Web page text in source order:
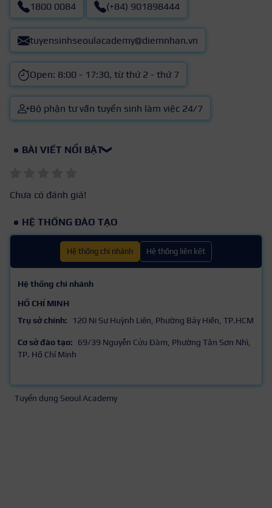
1800 0084 (+84) 901898444
tuyensinhseoulacademy@diemnhan.vn
Open: 8:00 - 17:30, từ thứ 2 - thứ 7
Bộ phận tư vấn tuyển sinh làm việc 24/7
BÀI VIẾT NỔI BẬT❯
Chưa có đánh giá!
HỆ THỐNG ĐÀO TẠO
Hệ thống chi nhánh Hệ thống liên kết
Hệ thống chi nhánh
HỒ CHÍ MINH
Trụ sở chính:
120 Ni Sư Huỳnh Liên, Phường Bảy Hiền, TP.HCM
Cơ sở đào tạo:
69/39 Nguyễn Cửu Đàm, Phường Tân Sơn Nhì,
TP. Hồ Chí Minh
Tuyển dụng Seoul Academy